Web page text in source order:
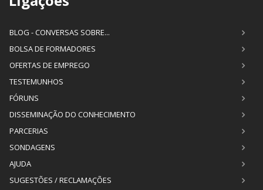
BLOG - CONVERSAS SOBRE...
BOLSA DE FORMADORES
OFERTAS DE EMPREGO
TESTEMUNHOS
FÓRUNS
DISSEMINAÇÃO DO CONHECIMENTO
PARCERIAS
SONDAGENS
AJUDA
SUGESTÕES / RECLAMAÇÕES